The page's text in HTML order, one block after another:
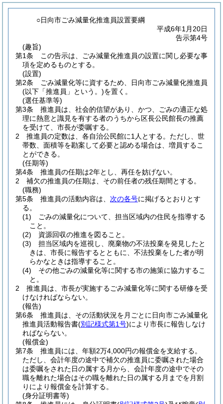
○日向市ごみ減量化推進員設置要綱
平成6年1月20日
告示第4号
(趣旨)
第1条
この告示は、ごみ減量化推進員の設置に関し必要な事
項を定めるものとする。
(設置)
第2条
ごみ減量化等に資するため、日向市ごみ減量化推進員
(以下「推進員」という。)を置く。
(選任基準等)
第3条
推進員は、社会的信望があり、かつ、ごみの適正な処
理に熱意と識見を有する者のうちから区長公民館長の推薦
を受けて、市長が委嘱する。
2
推進員の定数は、各自治公民館に1人とする。 ただし、世
帯数、面積等を勘案して必要と認める場合は、増員するこ
とができる。
(任期等)
第4条
推進員の任期は2年とし、再任を妨げない。
2
補欠の推進員の任期は、その前任者の残任期間とする。
(職務)
第5条
推進員の活動内容は、 次の各号に掲げるとおりとす
る。
(1)
ごみの減量化について、担当区域内の住民を指導する
こと。
(2)
資源回収の推進を図ること。
(3)
担当区域内を巡視し、廃棄物の不法投棄を発見したと
きは、市長に報告するとともに、不法投棄をした者が明
らかなときは指導すること。
(4)
その他ごみの減量化等に関する市の施策に協力するこ
と。
2
推進員は、市長が実施するごみ減量化等に関する研修を受
けなければならない。
(報告)
第6条
推進員は、その活動状況を月ごとに日向市ごみ減量化
推進員活動報告書(別記様式第1号)により市長に報告しなけ
ればならない。
(報償金)
第7条
推進員には、年額2万4,000円の報償金を支給する。
ただし、会計年度の途中で補欠の推進員に委嘱された場合
は委嘱をされた日の属する月から、会計年度の途中でその
職を離れた場合はその職を離れた日の属する月までを月割
りにより報償金を計算する。
(身分証明書等)